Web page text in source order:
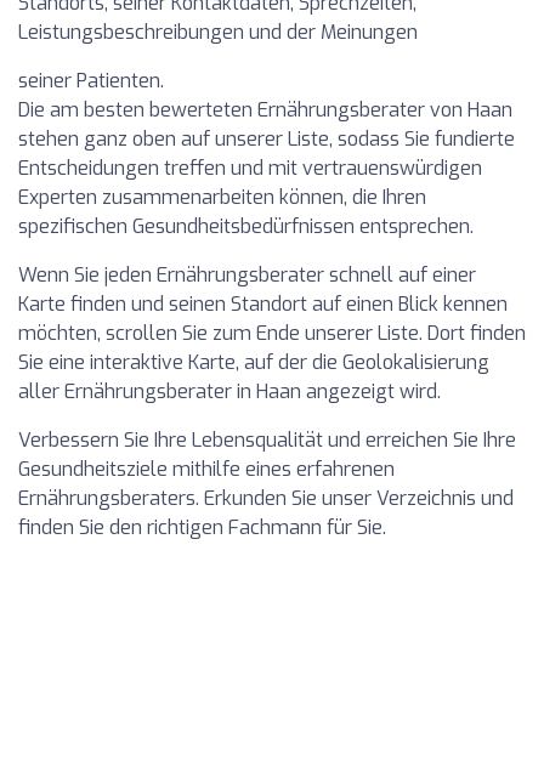
Leistungsbeschreibungen und der Meinungen
seiner Patienten.
Die am besten bewerteten Ernährungsberater von Haan
stehen ganz oben auf unserer Liste, sodass Sie fundierte
Entscheidungen treffen und mit vertrauenswürdigen
Experten zusammenarbeiten können, die Ihren
spezifischen Gesundheitsbedürfnissen entsprechen.
Wenn Sie jeden Ernährungsberater schnell auf einer
Karte finden und seinen Standort auf einen Blick kennen
möchten, scrollen Sie zum Ende unserer Liste. Dort finden
Sie eine interaktive Karte, auf der die Geolokalisierung
aller Ernährungsberater in Haan angezeigt wird.
Verbessern Sie Ihre Lebensqualität und erreichen Sie Ihre
Gesundheitsziele mithilfe eines erfahrenen
Ernährungsberaters. Erkunden Sie unser Verzeichnis und
finden Sie den richtigen Fachmann für Sie.